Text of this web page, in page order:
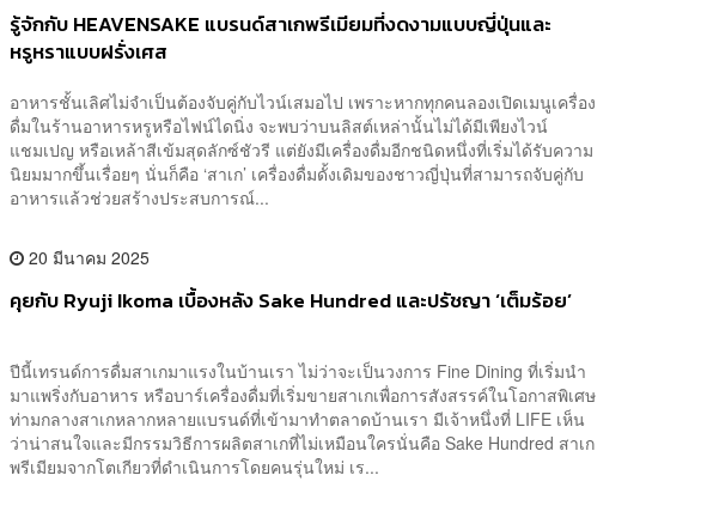
รู้จักกับ HEAVENSAKE แบรนด์สาเกพรีเมียมที่งดงามแบบญี่ปุ่นและ
หรูหราแบบฝรั่งเศส
อาหารชั้นเลิศไม่จำเป็นต้องจับคู่กับไวน์เสมอไป เพราะหากทุกคนลองเปิดเมนูเครื่อง
ดื่มในร้านอาหารหรูหรือไฟน์ไดนิ่ง จะพบว่าบนลิสต์เหล่านั้นไม่ได้มีเพียงไวน์
แชมเปญ หรือเหล้าสีเข้มสุดลักซ์ชัวรี แต่ยังมีเครื่องดื่มอีกชนิดหนึ่งที่เริ่มได้รับความ
นิยมมากขึ้นเรื่อยๆ นั่นก็คือ ‘สาเก’ เครื่องดื่มดั้งเดิมของชาวญี่ปุ่นที่สามารถจับคู่กับ
อาหารแล้วช่วยสร้างประสบการณ์...
20 มีนาคม 2025
คุยกับ Ryuji Ikoma เบื้องหลัง Sake Hundred และปรัชญา ‘เต็มร้อย’
ปีนี้เทรนด์การดื่มสาเกมาแรงในบ้านเรา ไม่ว่าจะเป็นวงการ Fine Dining ที่เริ่มนำ
มาแพริ่งกับอาหาร หรือบาร์เครื่องดื่มที่เริ่มขายสาเกเพื่อการสังสรรค์ในโอกาสพิเศษ
ท่ามกลางสาเกหลากหลายแบรนด์ที่เข้ามาทำตลาดบ้านเรา มีเจ้าหนึ่งที่ LIFE เห็น
ว่าน่าสนใจและมีกรรมวิธีการผลิตสาเกที่ไม่เหมือนใครนั่นคือ Sake Hundred สาเก
พรีเมียมจากโตเกียวที่ดำเนินการโดยคนรุ่นใหม่ เร...